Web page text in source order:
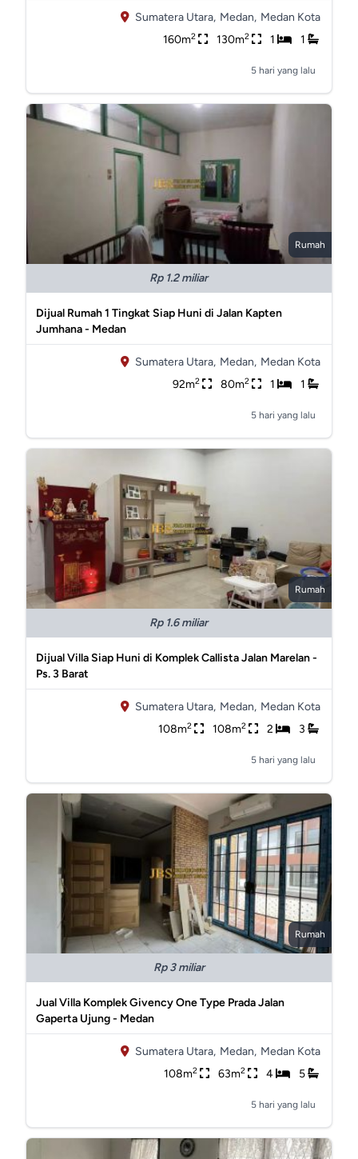
Sumatera Utara, Medan, Medan Kota
160m2 130m2 1 1
5 hari yang lalu
Rumah
Rp 1.2 miliar
Dijual Rumah 1 Tingkat Siap Huni di Jalan Kapten
Jumhana - Medan
Sumatera Utara, Medan, Medan Kota
92m2 80m2 1 1
5 hari yang lalu
Rumah
Rp 1.6 miliar
Dijual Villa Siap Huni di Komplek Callista Jalan Marelan -
Ps. 3 Barat
Sumatera Utara, Medan, Medan Kota
108m2 108m2 2 3
5 hari yang lalu
Rumah
Rp 3 miliar
Jual Villa Komplek Givency One Type Prada Jalan
Gaperta Ujung - Medan
Sumatera Utara, Medan, Medan Kota
108m2 63m2 4 5
5 hari yang lalu